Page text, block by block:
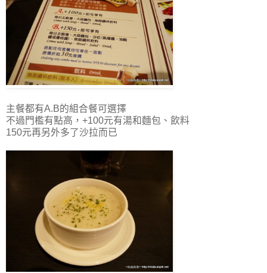
主餐都有A.B的組合餐可選擇
不過門檻有點高，+100元有湯和麵包、飲料
150元再另外多了沙拉而已